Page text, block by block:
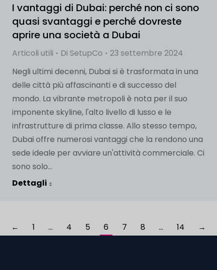
I vantaggi di Dubai: perché non ci sono
quasi svantaggi e perché dovreste
aprire una società a Dubai
Articoli utili Di SetupCo
23 settembre 2024
Negli ultimi decenni, Dubai si è trasformata in una
delle città più affascinanti e di successo del
mondo. La vibrante metropoli è nota per il suo
imponente skyline, l'alto livello di lusso e le
infrastrutture di prima classe. Allo stesso tempo,
Dubai offre numerosi vantaggi che la rendono una
sede ideale per avviare un'attività commerciale. Ci
sono solo...
Dettagli
← 1 … 4 5 6 7 8 … 14 →